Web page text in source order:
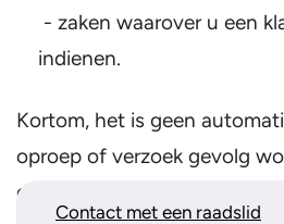
- zaken waarover u een
indienen.
Kortom, het is geen
oproep of verzoek gevolg
gemeenteraad.
Contact met een raadslid